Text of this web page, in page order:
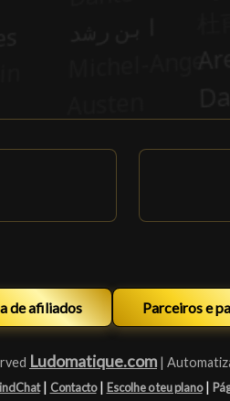
de afiliados Parceiros e
Ludomatique.com |
| Contacto | Escolhe o teu plano |